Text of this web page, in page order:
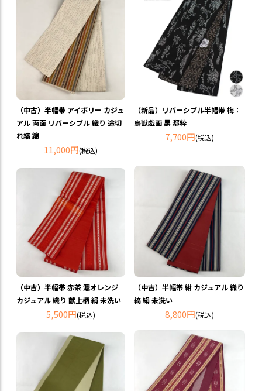
（中古）半幅帯 アイボリー カジュ
アル 両面 リバーシブル 織り 途切
れ縞 綿
11,000円(税込)
（新品）リバーシブル半幅帯 梅：
鳥獣戯画 黒 都粋
7,700円(税込)
（中古）半幅帯 赤茶 濃オレンジ
カジュアル 織り 献上柄 絹 未洗い
5,500円(税込)
（中古）半幅帯 紺 カジュアル 織り
縞 絹 未洗い
8,800円(税込)